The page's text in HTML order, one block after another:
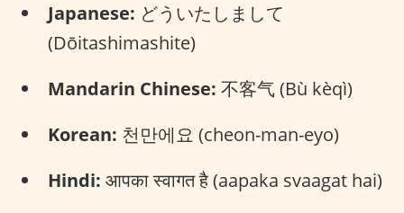
Japanese: どういたしまして
(Dōitashimashite)
Mandarin Chinese: 不客气 (Bù kèqì)
Korean: 천만에요 (cheon-man-eyo)
Hindi: आपका स्वागत है (aapaka svaagat hai)